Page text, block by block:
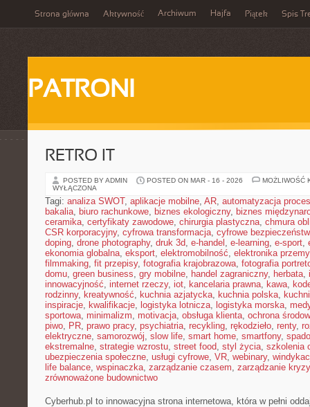
Strona główna Aktywność Archiwum Hajfa Piątek Spis
PATRONI
RETRO IT
POSTED BY ADMIN POSTED ON MAR - 16 - 2026
MOŻLIWOŚĆ
WYŁĄCZONA
Tagi: analiza SWOT, aplikacje mobilne, AR, automatyzacja
bakalia, biuro rachunkowe, biznes ekologiczny, biznes
ceramika, certyfikaty zawodowe, chirurgia plastyczna, chmura
CSR korporacyjny, cyfrowa transformacja, cyfrowe
doping, drone photography, druk 3d, e-handel , e-learning, e-sport,
ekonomia globalna, eksport, elektromobilność, elektronika
filmmaking, fit przepisy, fotografia krajobrazowa, fotografia
domu, green business, gry mobilne, handel zagraniczny, herbata,
innowacyjność, internet rzeczy, iot, kancelaria prawna, kawa,
rodzinny, kreatywność, kuchnia azjatycka, kuchnia polska,
inspiracje, kwalifikacje, logistyka lotnicza, logistyka morska,
sportowa, minimalizm, motivacja, obsługa klienta, ochrona
piwo, PR, prawo pracy, psychiatria, recykling, rękodzieło, renty,
elektryczne, samorozwój, slow life, smart home, smartfony,
ekstremalne, strategie wzrostu, street food, styl życia, szkolenia
ubezpieczenia społeczne, usługi cyfrowe, VR, webinary,
life balance, wspinaczka, zarządzanie czasem, zarządzanie
zrównoważone budownictwo
Cyberhub.pl to innowacyjna strona internetowa, która w pełni